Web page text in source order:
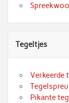
Tegeltjes
Verkeerde
Pikante